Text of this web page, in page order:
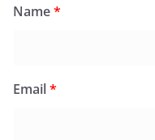
Name*
Email*